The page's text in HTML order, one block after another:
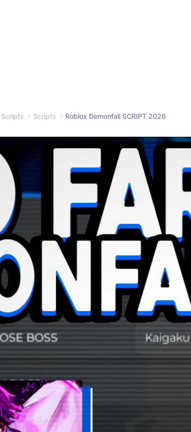
Scripts Scripts Roblox Demonfall SCRIPT 2026